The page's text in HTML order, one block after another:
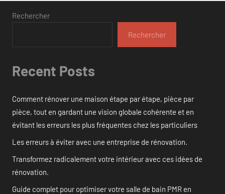
Rechercher
Rechercher
Recent Posts
Comment rénover une maison étape par étape, pièce par
pièce, tout en gardant une vision globale cohérente et en
évitant les erreurs les plus fréquentes chez les particuliers
Les erreurs à éviter avec une entreprise de rénovation.
Transformez radicalement votre intérieur avec ces idées de
rénovation.
Guide complet pour optimiser votre salle de bain PMR en